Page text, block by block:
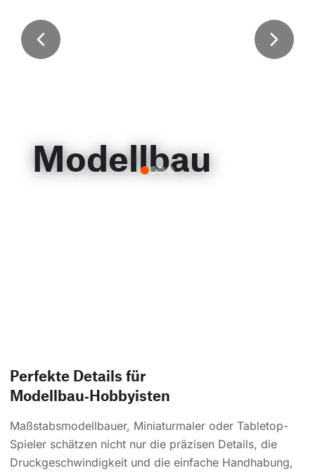
Modellbau
Perfekte Details für
Modellbau‑Hobbyisten
Maßstabsmodellbauer, Miniaturmaler oder Tabletop-
Spieler schätzen nicht nur die präzisen Details, die
Druckgeschwindigkeit und die einfache Handhabung,